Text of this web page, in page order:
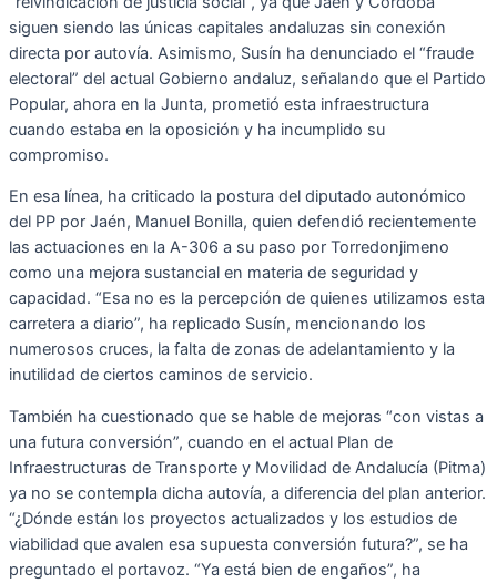
siguen siendo las únicas capitales andaluzas sin conexión
directa por autovía. Asimismo, Susín ha denunciado el “fraude
electoral” del actual Gobierno andaluz, señalando que el Partido
Popular, ahora en la Junta, prometió esta infraestructura
cuando estaba en la oposición y ha incumplido su
compromiso.
En esa línea, ha criticado la postura del diputado autonómico
del PP por Jaén, Manuel Bonilla, quien defendió recientemente
las actuaciones en la A-306 a su paso por Torredonjimeno
como una mejora sustancial en materia de seguridad y
capacidad. “Esa no es la percepción de quienes utilizamos esta
carretera a diario”, ha replicado Susín, mencionando los
numerosos cruces, la falta de zonas de adelantamiento y la
inutilidad de ciertos caminos de servicio.
También ha cuestionado que se hable de mejoras “con vistas a
una futura conversión”, cuando en el actual Plan de
Infraestructuras de Transporte y Movilidad de Andalucía (Pitma)
ya no se contempla dicha autovía, a diferencia del plan anterior.
“¿Dónde están los proyectos actualizados y los estudios de
viabilidad que avalen esa supuesta conversión futura?”, se ha
preguntado el portavoz. “Ya está bien de engaños”, ha